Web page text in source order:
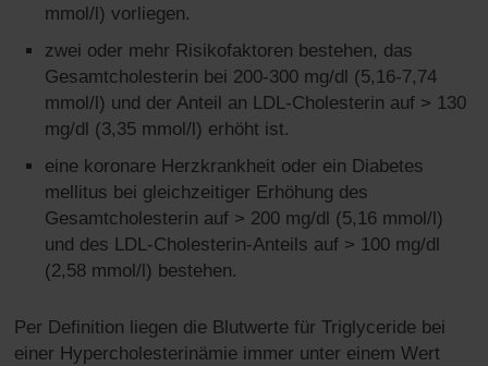
mmol/l) vorliegen.
zwei oder mehr Risikofaktoren bestehen, das
Gesamtcholesterin bei 200-300 mg/dl (5,16-7,74
mmol/l) und der Anteil an LDL-Cholesterin auf > 130
mg/dl (3,35 mmol/l) erhöht ist.
eine koronare Herzkrankheit oder ein Diabetes
mellitus bei gleichzeitiger Erhöhung des
Gesamtcholesterin auf > 200 mg/dl (5,16 mmol/l)
und des LDL-Cholesterin-Anteils auf > 100 mg/dl
(2,58 mmol/l) bestehen.
Per Definition liegen die Blutwerte für Triglyceride bei
einer Hypercholesterinämie immer unter einem Wert